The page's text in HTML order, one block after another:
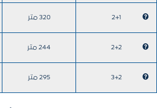
2+1 320 متر
2+2 244 متر
3+2 295 متر